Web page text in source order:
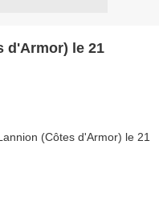
d'Armor) le 21